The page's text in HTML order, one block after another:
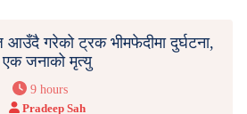
आउँदै गरेको ट्रक भीमफेदीमा दुर्घटना,
एक जनाको मृत्यु
9 hours
Pradeep Sah